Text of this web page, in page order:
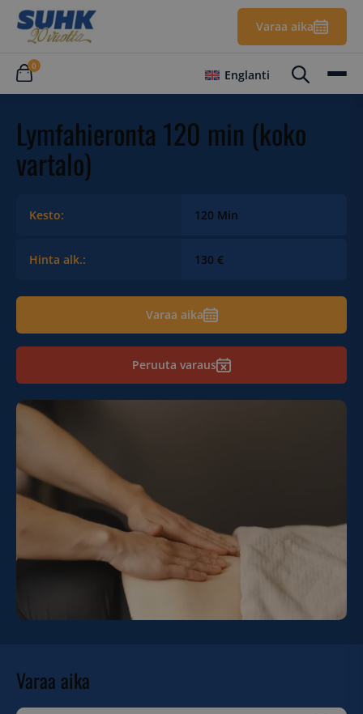
Varaa aika
0
Englanti
Lymfahieronta 120 min (koko
vartalo)
Kesto: 120 Min
Hinta alk.: 130 €
Varaa aika
Peruuta varaus
Varaa aika